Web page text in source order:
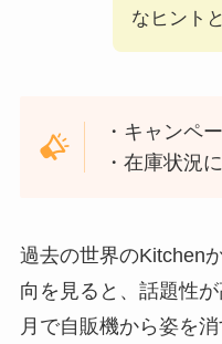
なヒント
・キャンペ
・在庫状況
過去の世界のKitchen
向を見ると、話題性
月で自販機から姿を